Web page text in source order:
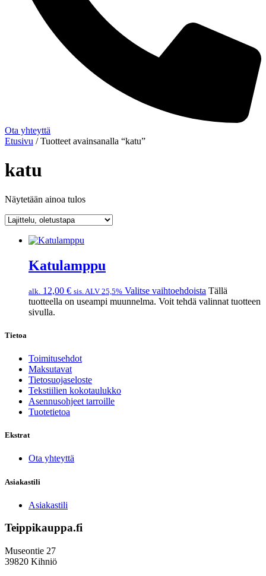
Ota yhteyttä
Etusivu / Tuotteet avainsanalla “katu”
katu
Näytetään ainoa tulos
Katulamppu
alk. 12,00 € sis. ALV 25,5% Valitse vaihtoehdoista Tällä
tuotteella on useampi muunnelma. Voit tehdä valinnat tuotteen
sivulla.
Tietoa
Toimitusehdot
Maksutavat
Tietosuojaseloste
Tekstiilien kokotaulukko
Asennusohjeet tarroille
Tuotetietoa
Ekstrat
Ota yhteyttä
Asiakastili
Asiakastili
Teippikauppa.fi
Museontie 27
39820 Kihniö